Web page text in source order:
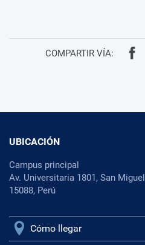
COMPARTIR VÍA:
UBICACIÓN
Campus principal
Av. Universitaria 1801, San Miguel
15088, Perú
Cómo llegar